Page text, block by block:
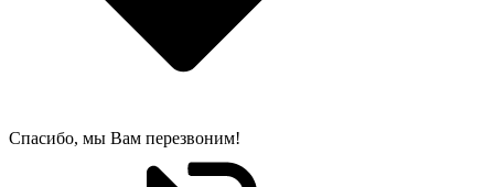
Спасибо, мы Вам перезвоним!